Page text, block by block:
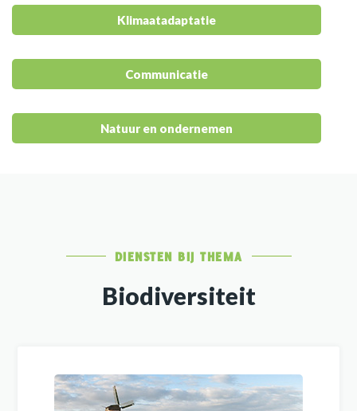
Klimaatadaptatie
Communicatie
Natuur en ondernemen
DIENSTEN BIJ THEMA
Biodiversiteit